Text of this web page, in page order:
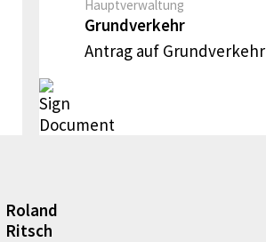
Hauptverwaltung
Grundverkehr
Antrag auf Grundverkehr
Roland
Ritsch